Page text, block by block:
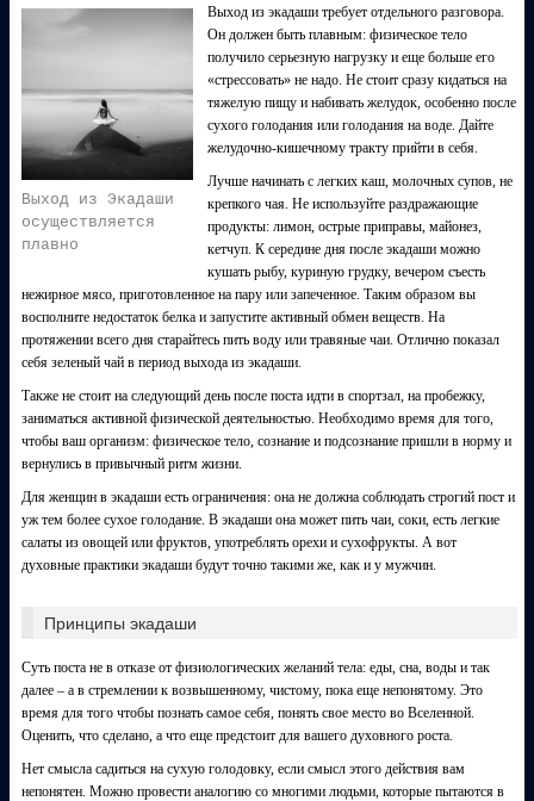
Выход из Экадаши
осуществляется
плавно
Выход из экадаши требует отдельного разговора.
Он должен быть плавным: физическое тело
получило серьезную нагрузку и еще больше его
«стрессовать» не надо. Не стоит сразу кидаться на
тяжелую пищу и набивать желудок, особенно после
сухого голодания или голодания на воде. Дайте
желудочно-кишечному тракту прийти в себя.
Лучше начинать с легких каш, молочных супов, не
крепкого чая. Не используйте раздражающие
продукты: лимон, острые приправы, майонез,
кетчуп. К середине дня после экадаши можно
кушать рыбу, куриную грудку, вечером съесть
нежирное мясо, приготовленное на пару или запеченное. Таким образом вы
восполните недостаток белка и запустите активный обмен веществ. На
протяжении всего дня старайтесь пить воду или травяные чаи. Отлично показал
себя зеленый чай в период выхода из экадаши.
Также не стоит на следующий день после поста идти в спортзал, на пробежку,
заниматься активной физической деятельностью. Необходимо время для того,
чтобы ваш организм: физическое тело, сознание и подсознание пришли в норму и
вернулись в привычный ритм жизни.
Для женщин в экадаши есть ограничения: она не должна соблюдать строгий пост и
уж тем более сухое голодание. В экадаши она может пить чаи, соки, есть легкие
салаты из овощей или фруктов, употреблять орехи и сухофрукты. А вот
духовные практики экадаши будут точно такими же, как и у мужчин.
Принципы экадаши
Суть поста не в отказе от физиологических желаний тела: еды, сна, воды и так
далее – а в стремлении к возвышенному, чистому, пока еще непонятому. Это
время для того чтобы познать самое себя, понять свое место во Вселенной.
Оценить, что сделано, а что еще предстоит для вашего духовного роста.
Нет смысла садиться на сухую голодовку, если смысл этого действия вам
непонятен. Можно провести аналогию со многими людьми, которые пытаются в